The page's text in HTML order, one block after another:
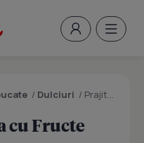
/ Dulciuri / Prajitura Crocanta cu Fructe
cu Fructe